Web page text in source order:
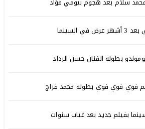
السينما
بطولة الفنان حسن الرداد
فوي فوي فوي بطولة محمد فراج
بفيلم جديد بعد غياب سنوات